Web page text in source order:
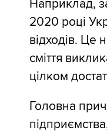
Наприклад,
2020 році
відходів. Це
сміття
цілком
Головна